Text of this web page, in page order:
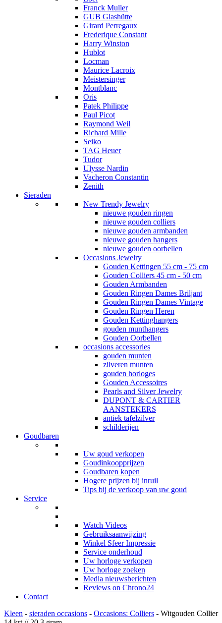
Franck Muller
GUB Glashütte
Girard Perregaux
Frederique Constant
Harry Winston
Hublot
Locman
Maurice Lacroix
Meistersinger
Montblanc
Oris
Patek Philippe
Paul Picot
Raymond Weil
Richard Mille
Seiko
TAG Heuer
Tudor
Ulysse Nardin
Vacheron Constantin
Zenith
Sieraden
New Trendy Jewelry
nieuwe gouden ringen
nieuwe gouden colliers
nieuwe gouden armbanden
nieuwe gouden hangers
nieuwe gouden oorbellen
Occasions Jewelry
Gouden Kettingen 55 cm - 75 cm
Gouden Colliers 45 cm - 50 cm
Gouden Armbanden
Gouden Ringen Dames Briljant
Gouden Ringen Dames Vintage
Gouden Ringen Heren
Gouden Kettinghangers
gouden munthangers
Gouden Oorbellen
occasions accessories
gouden munten
zilveren munten
gouden horloges
Gouden Accessoires
Pearls and Silver Jewelry
DUPONT & CARTIER
AANSTEKERS
antiek tafelzilver
schilderijen
Goudbaren
Uw goud verkopen
Goudinkoopprijzen
Goudbaren kopen
Hogere prijzen bij inruil
Tips bij de verkoop van uw goud
Service
Watch Videos
Gebruiksaanwijzing
Winkel Sfeer Impressie
Service onderhoud
Uw horloge verkopen
Uw horloge zoeken
Media nieuwsberichten
Reviews on Chrono24
Contact
Kleen - sieraden occasions - Occasions: Colliers - Witgouden Collier